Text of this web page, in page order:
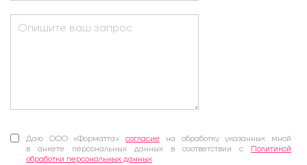
Даю ООО «Форматта»согласие на обработку указанных мной
в анкете персональных данных в соответствии с Политикой
обработки персональных данных